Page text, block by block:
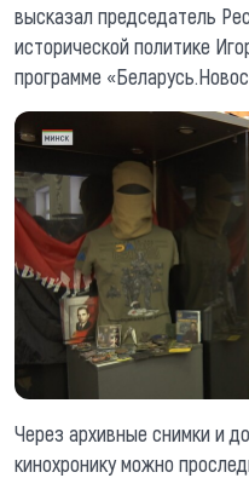
высказал председатель
исторической политике
программе
Через архивные снимки и
кинохронику можно